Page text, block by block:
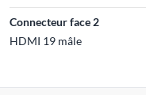
Connecteur face 2
HDMI 19 mâle